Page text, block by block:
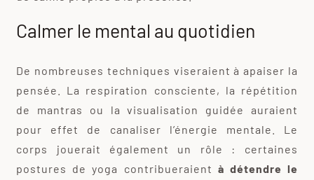
Calmer le mental au quotidien
De nombreuses techniques viseraient à apaiser la
pensée. La respiration consciente, la répétition
de mantras ou la visualisation guidée auraient
pour effet de canaliser l’énergie mentale. Le
corps jouerait également un rôle : certaines
postures de yoga contribueraient à détendre le